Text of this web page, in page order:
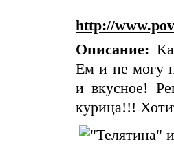
http://
Описание:
Ем и не могу
и вкусное!
курица!!!